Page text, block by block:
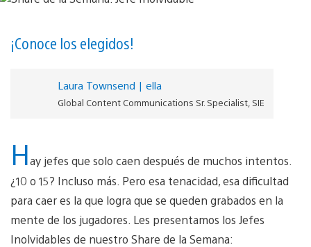
¡Conoce los elegidos!
Laura Townsend | ella
Global Content Communications Sr. Specialist, SIE
Hay jefes que solo caen después de muchos intentos.
¿10 o 15? Incluso más. Pero esa tenacidad, esa dificultad
para caer es la que logra que se queden grabados en la
mente de los jugadores. Les presentamos los Jefes
Inolvidables de nuestro Share de la Semana: